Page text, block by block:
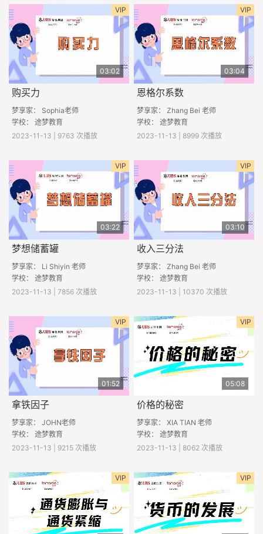
VIP
03:02
购买力
梦享家： Sophia老师
学校： 途梦教育
2023-11-13 | 9763 次播放
VIP
03:04
恩格尔系数
梦享家： Zhang Bei 老师
学校： 途梦教育
2023-11-13 | 8999 次播放
VIP
03:22
梦想储蓄罐
梦享家： Li Shiyin 老师
学校： 途梦教育
2023-11-13 | 7856 次播放
VIP
03:10
收入三分法
梦享家： Zhang Bei 老师
学校： 途梦教育
2023-11-13 | 10370 次播放
VIP
01:52
拿铁因子
梦享家： JOHN老师
学校： 途梦教育
2023-11-13 | 9215 次播放
VIP
05:08
价格的秘密
梦享家： XIA TIAN 老师
学校： 途梦教育
2023-11-13 | 8062 次播放
VIP VIP